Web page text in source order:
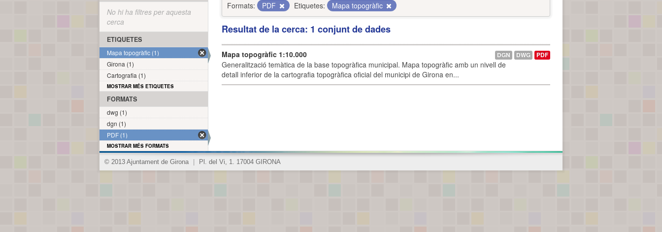
Formats:
PDF Etiquetes: Mapa topogràfic
Resultat de la cerca: 1 conjunt de dades
Mapa topogràfic 1:10.000
Generalització temàtica de la base topogràfica municipal. Mapa topogràfic amb un nivell de
detall inferior de la cartografia topogràfica oficial del municipi de Girona en...
DGN DWG PDF
No hi ha filtres per aquesta
cerca
ETIQUETES
Mapa topogràfic (1)
Girona (1)
Cartografia (1)
MOSTRAR MÉS ETIQUETES
FORMATS
dwg (1)
dgn (1)
PDF (1)
MOSTRAR MÉS FORMATS
© 2013 Ajuntament de Girona Pl. del Vi, 1. 17004 GIRONA